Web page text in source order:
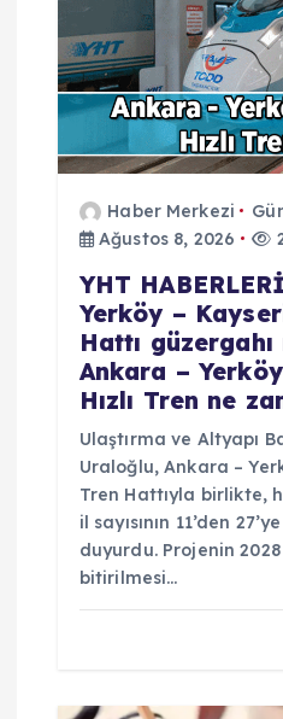
Haber Merkezi
Ağustos 8, 2026
YHT HABERLERİ
Yerköy –
Hattı
Ankara –
Hızlı Tren ne
Ulaştırma ve Altyapı
Uraloğlu, Ankara –
Tren Hattıyla birlikte,
il sayısının 11’den
duyurdu. Projenin 2028
bitirilmesi…